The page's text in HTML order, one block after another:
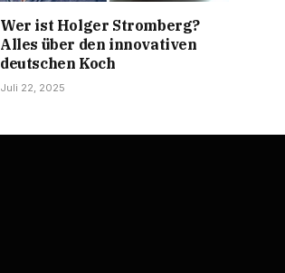
Wer ist Holger Stromberg?
Alles über den innovativen
deutschen Koch
Juli 22, 2025